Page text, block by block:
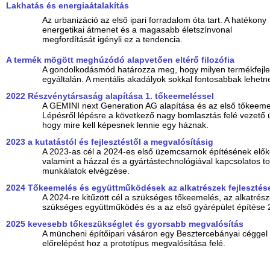
Lakhatás és energiaátalakítás
Az urbanizáció az első ipari forradalom óta tart. A hatékony
energetikai átmenet és a magasabb életszínvonal
megfordítását igényli ez a tendencia.
A termék mögött meghúzódó alapvetően eltérő filozófia
A gondolkodásmód határozza meg, hogy milyen
egyáltalán. A mentális akadályok sokkal fontosabbak
2022 Részvénytársaság alapítása 1. tőkeemeléssel
A GEMINI next Generation AG alapítása és az első
Lépésről lépésre a következő nagy bomlasztás felé vezető
hogy mire kell képesnek lennie egy háznak.
2023 a kutatástól és fejlesztéstől a megvalósításig
A 2023-as cél a 2024-es első üzemcsarnok építésének
valamint a házzal és a gyártástechnológiával kapcsolatos
munkálatok elvégzése.
2024 Tőkeemelés és együttműködések az alkatrészek
A 2024-re kitűzött cél a szükséges tőkeemelés, az
szükséges együttműködés és a az első gyárépület építése
2025 kevesebb tőkeszükséglet és gyorsabb megvalósítás
A müncheni építőipari vásáron egy Besztercebányai
előrelépést hoz a prototípus megvalósítása felé.